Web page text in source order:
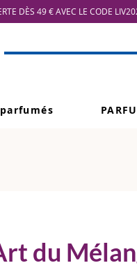
DÈS 49 € AVEC LE CODE
du